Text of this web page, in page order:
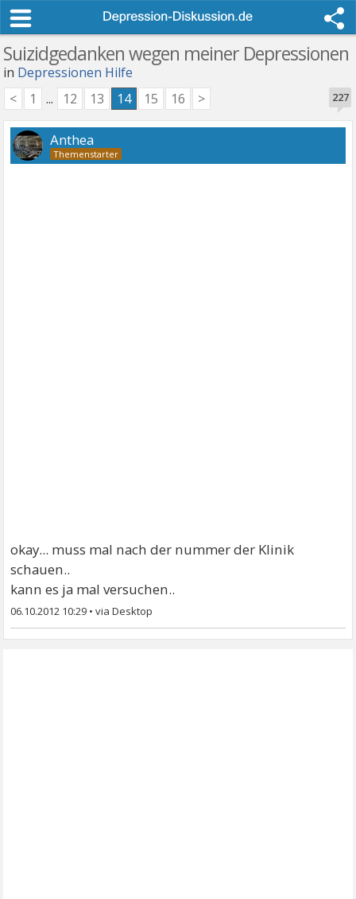
Suizidgedanken wegen meiner Depressionen
in Depressionen Hilfe
227
< 1 ... 12 13 14 15 16 >
Anthea
okay... muss mal nach der nummer der Klinik
schauen..
kann es ja mal versuchen..
06.10.2012 10:29 •